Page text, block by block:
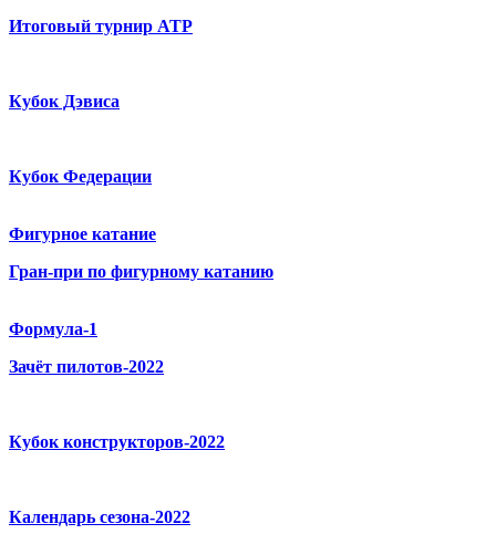
Итоговый турнир ATP
Кубок Дэвиса
Кубок Федерации
Фигурное катание
Гран-при по фигурному катанию
Формула-1
Зачёт пилотов-2022
Кубок конструкторов-2022
Календарь сезона-2022